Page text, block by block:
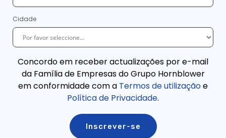
Cidade
Concordo em receber actualizações por e-mail
da Família de Empresas do Grupo Hornblower
em conformidade com a Termos de utilizaçãoe
Política de Privacidade.